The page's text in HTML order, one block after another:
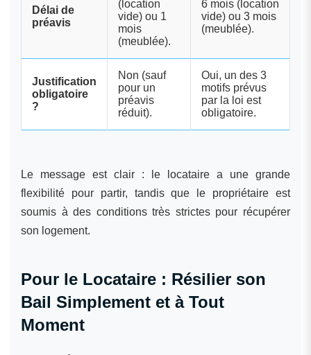
Délai de
préavis
(location
vide) ou 1
mois
(meublée).
6 mois (location
vide) ou 3 mois
(meublée).
Justification
obligatoire
?
Non (sauf
pour un
préavis
réduit).
Oui, un des 3
motifs prévus
par la loi est
obligatoire.
Le message est clair : le locataire a une grande
flexibilité pour partir, tandis que le propriétaire est
soumis à des conditions très strictes pour récupérer
son logement.
Pour le Locataire : Résilier son
Bail Simplement et à Tout
Moment